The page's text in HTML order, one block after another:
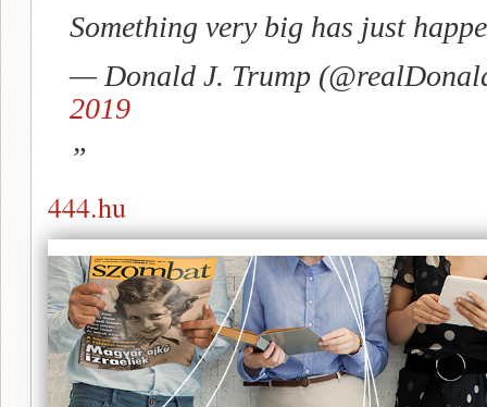
Something very big has just
— Donald J. Trump
2019
444.hu